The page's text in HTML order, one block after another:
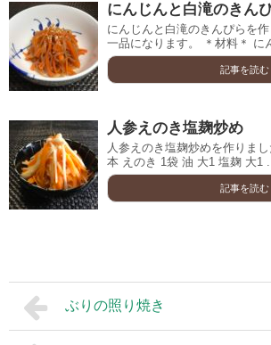
にんじんと白滝のきん
にんじんと白滝のきんぴらを
一品になります。 ＊材料＊ に
記事を読む
人参えのき塩麹炒め
人参えのき塩麹炒めを作りま
本 えのき 1袋 油 大1 塩麹 大1
記事を読む
ぶりの照り焼き